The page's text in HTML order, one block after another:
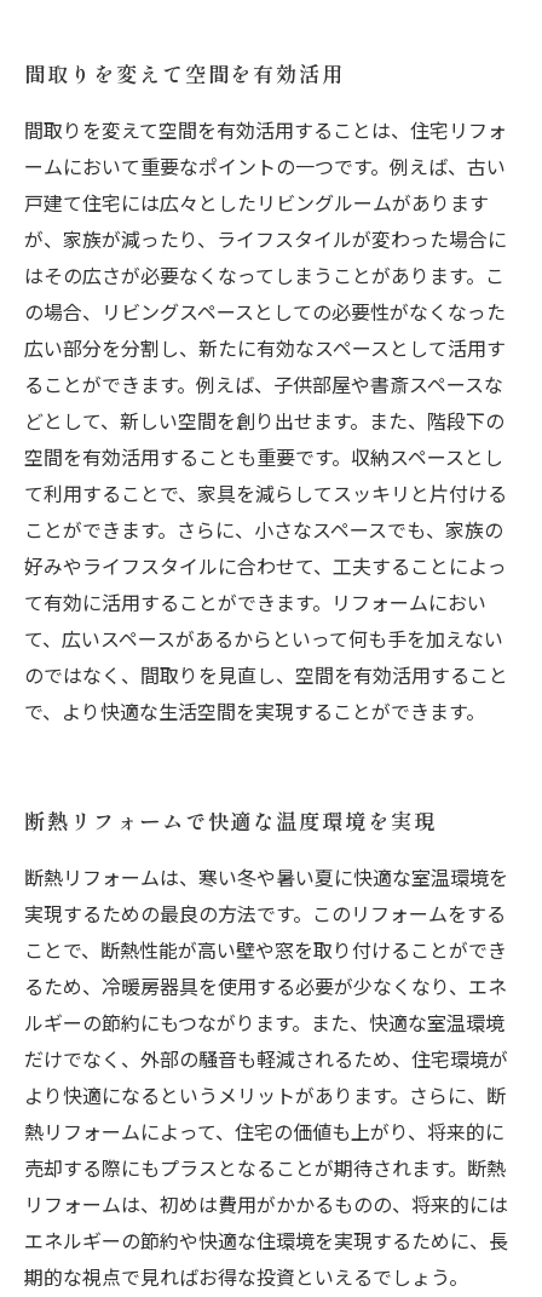
間取りを変えて空間を有効活用
間取りを変えて空間を有効活用することは、住宅リフォ
ームにおいて重要なポイントの一つです。例えば、古い
戸建て住宅には広々としたリビングルームがあります
が、家族が減ったり、ライフスタイルが変わった場合に
はその広さが必要なくなってしまうことがあります。こ
の場合、リビングスペースとしての必要性がなくなった
広い部分を分割し、新たに有効なスペースとして活用す
ることができます。例えば、子供部屋や書斎スペースな
どとして、新しい空間を創り出せます。また、階段下の
空間を有効活用することも重要です。収納スペースとし
て利用することで、家具を減らしてスッキリと片付ける
ことができます。さらに、小さなスペースでも、家族の
好みやライフスタイルに合わせて、工夫することによっ
て有効に活用することができます。リフォームにおい
て、広いスペースがあるからといって何も手を加えない
のではなく、間取りを見直し、空間を有効活用すること
で、より快適な生活空間を実現することができます。
断熱リフォームで快適な温度環境を実現
断熱リフォームは、寒い冬や暑い夏に快適な室温環境を
実現するための最良の方法です。このリフォームをする
ことで、断熱性能が高い壁や窓を取り付けることができ
るため、冷暖房器具を使用する必要が少なくなり、エネ
ルギーの節約にもつながります。また、快適な室温環境
だけでなく、外部の騒音も軽減されるため、住宅環境が
より快適になるというメリットがあります。さらに、断
熱リフォームによって、住宅の価値も上がり、将来的に
売却する際にもプラスとなることが期待されます。断熱
リフォームは、初めは費用がかかるものの、将来的には
エネルギーの節約や快適な住環境を実現するために、長
期的な視点で見ればお得な投資といえるでしょう。